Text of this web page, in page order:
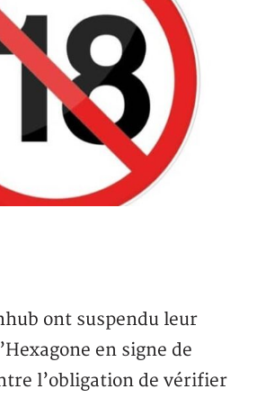
ont suspendu leur
en signe de
l’obligation de vérifier